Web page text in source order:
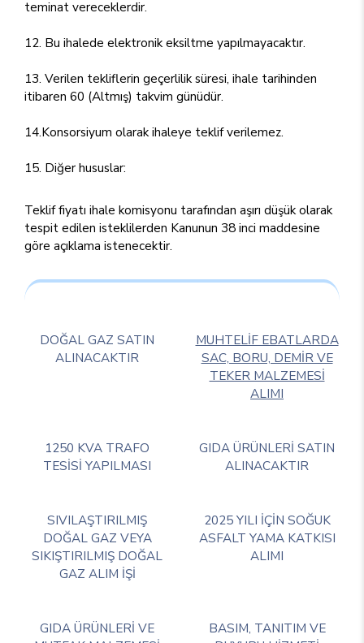
teminat vereceklerdir.
12. Bu ihalede elektronik eksiltme yapılmayacaktır.
13. Verilen tekliflerin geçerlilik süresi, ihale tarihinden
itibaren 60 (Altmış) takvim günüdür.
14.Konsorsiyum olarak ihaleye teklif verilemez.
15. Diğer hususlar:
Teklif fiyatı ihale komisyonu tarafından aşırı düşük olarak
tespit edilen isteklilerden Kanunun 38 inci maddesine
göre açıklama istenecektir.
DOĞAL GAZ SATIN
ALINACAKTIR
MUHTELİF EBATLARDA
SAC, BORU, DEMİR VE
TEKER MALZEMESİ
ALIMI
1250 KVA TRAFO
TESİSİ YAPILMASI
GIDA ÜRÜNLERİ SATIN
ALINACAKTIR
SIVILAŞTIRILMIŞ
DOĞAL GAZ VEYA
SIKIŞTIRILMIŞ DOĞAL
GAZ ALIM İŞİ
2025 YILI İÇİN SOĞUK
ASFALT YAMA KATKISI
ALIMI
GIDA ÜRÜNLERİ VE
BASIM, TANITIM VE